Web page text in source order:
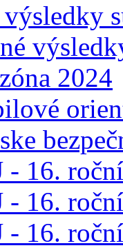
výsledky
2024
- 16.
- 16.
- 16.